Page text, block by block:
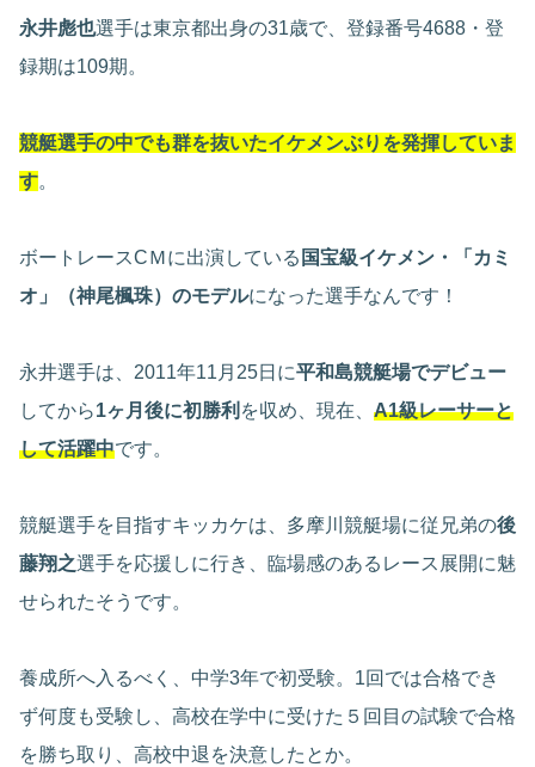
永井彪也選手は東京都出身の31歳で、登録番号4688・登
録期は109期。
競艇選手の中でも群を抜いたイケメンぶりを発揮していま
す。
ボートレースCＭに出演している 国宝級イケメン・「カミ
オ」（神尾楓珠）のモデルになった選手なんです！
永井選手は、2011年11月25日に平和島競艇場でデビュー
してから1ヶ月後に初勝利 を収め、現在、 A1級レーサーと
して活躍中です。
競艇選手を目指すキッカケは、多摩川競艇場に従兄弟の後
藤翔之選手を応援しに行き、臨場感のあるレース展開に魅
せられたそうです。
養成所へ入るべく、中学3年で初受験。1回では合格でき
ず何度も受験し、高校在学中に受けた５回目の試験で合格
を勝ち取り、高校中退を決意したとか。